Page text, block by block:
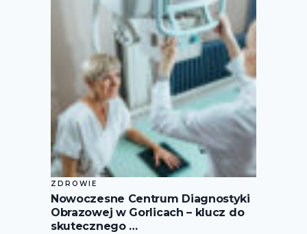
ZDROWIE
Nowoczesne Centrum Diagnostyki
Obrazowej w Gorlicach – klucz do
skutecznego …